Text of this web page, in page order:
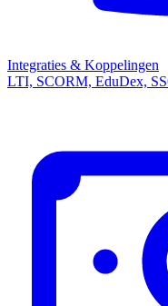
Integraties & Koppelingen
LTI, SCORM, EduDex,